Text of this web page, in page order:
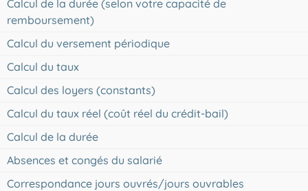
Calcul de la durée (selon votre capacité de
remboursement)
Calcul du versement périodique
Calcul du taux
Calcul des loyers (constants)
Calcul du taux réel (coût réel du crédit-bail)
Calcul de la durée
Absences et congés du salarié
Correspondance jours ouvrés/jours ouvrables